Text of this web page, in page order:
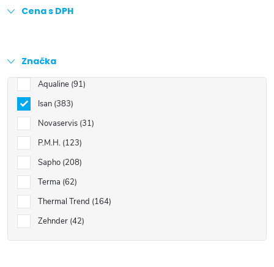
Cena s DPH
Značka
Aqualine 91
Isan 383
Novaservis 31
P.M.H. 123
Sapho 208
Terma 62
Thermal Trend 164
Zehnder 42